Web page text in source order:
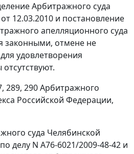
Арбитражного суда
12.03.2010 и постановление
апелляционного суда
законными, отмене не
удовлетворения
, 289, 290Арбитражного
Российской Федерации,
суда Челябинской
делу N А76-6021/2009-48-42 и